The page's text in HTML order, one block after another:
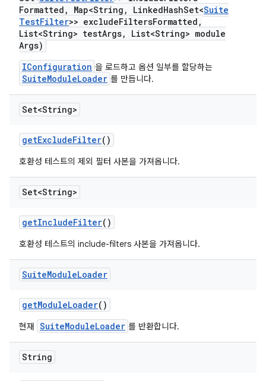
Formatted , Map<String , LinkedHashSet<Suite
TestFilter>> excludeFiltersFormatted ,
List<String> testArgs,
List<String> module
Args)
IConfiguration 을 로드하고 옵션 일부를 할당하는
SuiteModuleLoader 를 만듭니다.
Set<String>
getExcludeFilter()
호환성 테스트의 제외 필터 사본을 가져옵니다.
Set<String>
getIncludeFilter()
호환성 테스트의 include-filters 사본을 가져옵니다.
SuiteModuleLoader
getModuleLoader()
현재 SuiteModuleLoader 를 반환합니다.
String